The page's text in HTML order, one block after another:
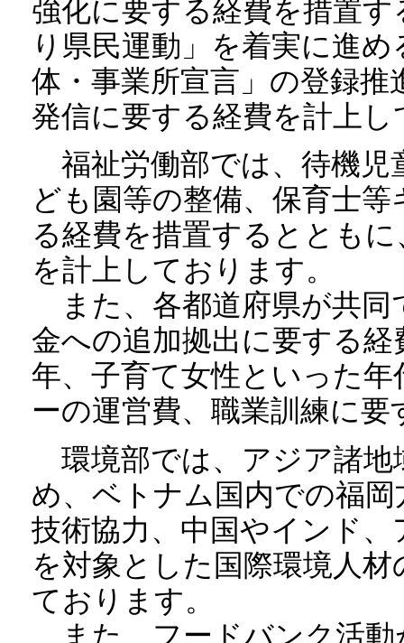
強化に要する経費を措置
り県民運動」を着実に進
体・事業所宣言」の登録
発信に要する経費を計上し
福祉労働部では、待機児
ども園等の整備、保育士
る経費を措置するととも
を計上しております。
また、各都道府県が共同
金への追加拠出に要する
年、子育て女性といった
ーの運営費、職業訓練に
環境部では、アジア諸地
め、ベトナム国内での福
技術協力、中国やインド
を対象とした国際環境人
ております。
また、フードバンク活動